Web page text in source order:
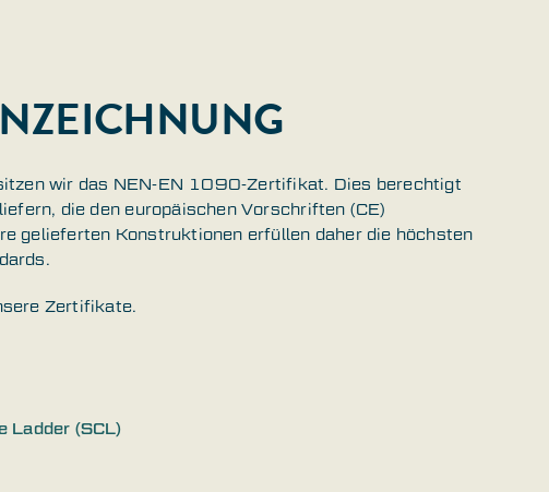
wir das NEN-EN 1090-Zertifikat. Dies berechtigt
die den europäischen Vorschriften (CE)
gelieferten Konstruktionen erfüllen daher die höchsten
Zertifikate.
Ladder (SCL)